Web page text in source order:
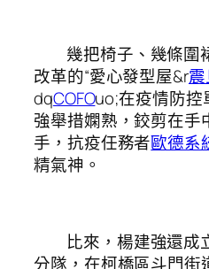
幾把椅子、幾條圍
改革的“愛心發型屋&r
dqCOFOuo;在疫情防控
強舉措嫻熟，鉸剪在手
手，抗疫任務者歐德系
精氣神。
比來，楊建強還成
分隊，在柯橋區斗門街